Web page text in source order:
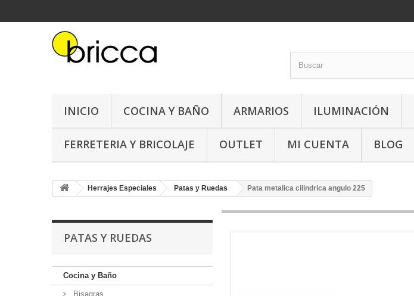
INICIO COCINA Y BAÑO ARMARIOS ILUMINACIÓN
FERRETERIA Y BRICOLAJE OUTLET MI CUENTA BLOG
Herrajes Especiales Patas y Ruedas Pata metalica cilindrica angulo 225
PATAS Y RUEDAS
Cocina y Baño
Bisagras